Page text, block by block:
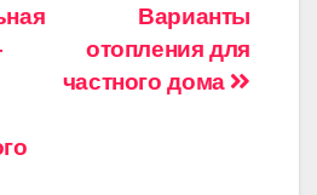
Варианты
отопления для
частного дома